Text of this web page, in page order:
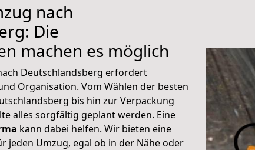
nach
Die
machen es möglich
Deutschlandsberg erfordert
Organisation. Vom Wählen der besten
bis hin zur Verpackung
alles sorgfältig geplant werden. Eine
kann dabei helfen. Wir bieten eine
jeden Umzug, egal ob in der Nähe oder